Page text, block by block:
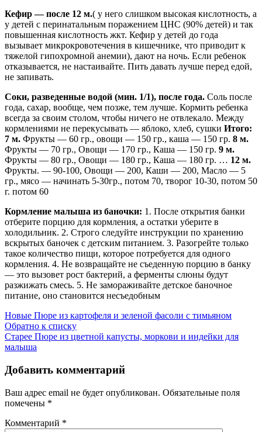
Кефир — после 12 м.( у него слишком высокая кислотность, а
у детей с перинатальным поражением ЦНС (90% детей) и так
повышенная кислотность жкт. Кефир у детей до года
вызывает микрокровотечения в кишечнике, что приводит к
тяжелой гипохромной анемии), дают на ночь. Если ребенок
отказывается, не настаивайте. Пить давать лучше перед едой,
не запивать.
Соки, разведенные водой (мин. 1/1), после года. Соль после
года, сахар, вообще, чем позже, тем лучше. Кормить ребенка
всегда за своим столом, чтобы ничего не отвлекало. Между
кормлениями не перекусывать — яблоко, хлеб, сушки Итого:
7 м. Фрукты — 60 гр., овощи — 150 гр., каша — 150 гр. 8 м.
Фрукты — 70 гр., Овощи — 170 гр., Каша — 150 гр. 9 м.
Фрукты — 80 гр., Овощи — 180 гр., Каша — 180 гр. … 12 м.
Фрукты. — 90-100, Овощи — 200, Каши — 200, Масло — 5
гр., мясо — начинать 5-30гр., потом 70, творог 10-30, потом 50
г. потом 60
Кормление малыша из баночки: 1. После открытия банки
отберите порцию для кормления, а остатки уберите в
холодильник. 2. Строго следуйте инструкции по хранению
вскрытых баночек с детским питанием. 3. Разогрейте только
такое количество пищи, которое потребуется для одного
кормления. 4. Не возвращайте не съеденную порцию в банку
— это вызовет рост бактерий, а ферменты слюны будут
разжижать смесь. 5. Не замораживайте детское баночное
питание, оно становится несъедобным
Новые Пюре из картофеля и зеленой фасоли с тимьяном
Обратно к списку
Старее Пюре из цветной капусты, моркови и индейки для
малыша
Добавить комментарий
Ваш адрес email не будет опубликован. Обязательные поля
помечены *
Комментарий *